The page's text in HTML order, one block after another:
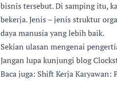
bisnis tersebut. Di samping itu,
bekerja. Jenis – jenis struktur
daya manusia yang lebih baik.
Sekian ulasan mengenai
Jangan lupa kunjungi blog
Baca juga: Shift Kerja